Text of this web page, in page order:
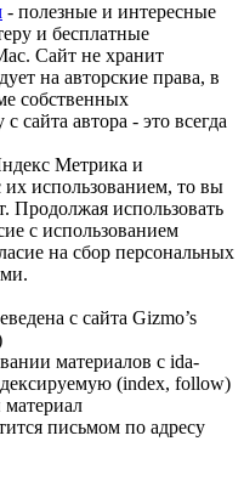
- полезные и интересные
и бесплатные
Сайт не хранит
на авторские права, в
собственных
сайта автора - это всегда
Метрика и
использованием, то вы
Продолжая использовать
с использованием
на сбор персональных
с сайта Gizmo’s
материалов с ida-
(index, follow)
письмом по адресу